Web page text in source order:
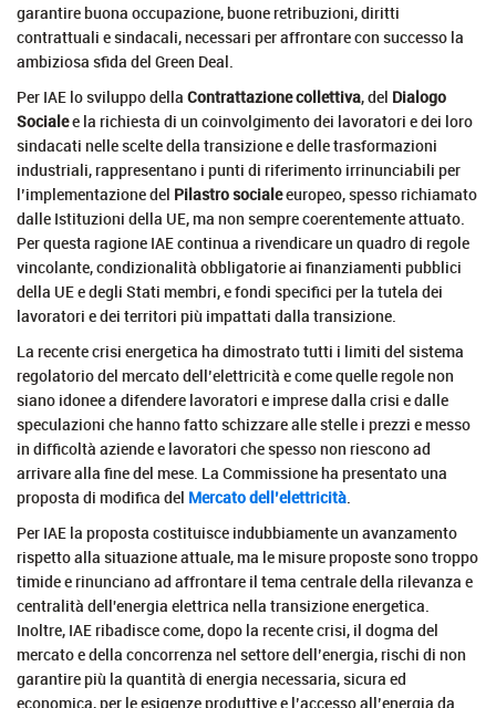
garantire buona occupazione, buone retribuzioni, diritti
contrattuali e sindacali, necessari per affrontare con successo la
ambiziosa sfida del Green Deal.
Per IAE lo sviluppo della Contrattazione collettiva, del Dialogo
Socialee la richiesta di un coinvolgimento dei lavoratori e dei loro
sindacati nelle scelte della transizione e delle trasformazioni
industriali, rappresentano i punti di riferimento irrinunciabili per
l’implementazione del Pilastro socialeeuropeo, spesso richiamato
dalle Istituzioni della UE, ma non sempre coerentemente attuato.
Per questa ragione IAE continua a rivendicare un quadro di regole
vincolante, condizionalità obbligatorie ai finanziamenti pubblici
della UE e degli Stati membri, e fondi specifici per la tutela dei
lavoratori e dei territori più impattati dalla transizione.
La recente crisi energetica ha dimostrato tutti i limiti del sistema
regolatorio del mercato dell’elettricità e come quelle regole non
siano idonee a difendere lavoratori e imprese dalla crisi e dalle
speculazioni che hanno fatto schizzare alle stelle i prezzi e messo
in difficoltà aziende e lavoratori che spesso non riescono ad
arrivare alla fine del mese. La Commissione ha presentato una
proposta di modifica del Mercato dell’elettricità
Per IAE la proposta costituisce indubbiamente un avanzamento
rispetto alla situazione attuale, ma le misure proposte sono troppo
timide e rinunciano ad affrontare il tema centrale della rilevanza e
centralità dell'energia elettrica nella transizione energetica.
Inoltre, IAE ribadisce come, dopo la recente crisi, il dogma del
mercato e della concorrenza nel settore dell’energia, rischi di non
garantire più la quantità di energia necessaria, sicura ed
economica, per le esigenze produttive e l’accesso all’energia da